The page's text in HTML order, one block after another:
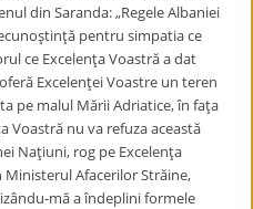
din Saranda: „Regele Albaniei
pentru simpatia ce
ce Excelenţa Voastră a dat
Excelenţei Voastre un teren
pe malul Mării Adriatice, în faţa
Voastră nu va refuza această
Naţiuni, rog pe Excelenţa
Afacerilor Străine,
mă a îndeplini formele